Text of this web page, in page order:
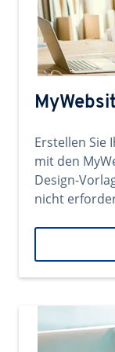
Erstellen Sie
mit den
Design-
nicht